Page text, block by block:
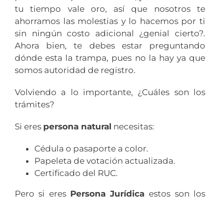
tu tiempo vale oro, así que nosotros te
ahorramos las molestias y lo hacemos por ti
sin ningún costo adicional ¿genial cierto?.
Ahora bien, te debes estar preguntando
dónde esta la trampa, pues no la hay ya que
somos autoridad de registro.
Volviendo a lo importante, ¿Cuáles son los
trámites?
Si eres persona natural necesitas:
Cédula o pasaporte a color.
Papeleta de votación actualizada.
Certificado del RUC.
Pero si eres Persona Jurídicaestos son los